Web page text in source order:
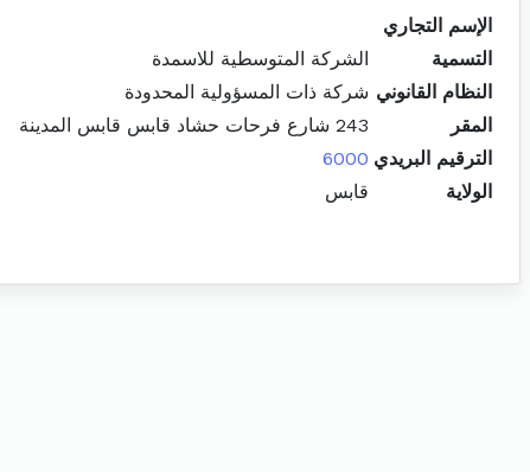
الإسم التجاري
التسمية
الشركة المتوسطية للاسمدة
النظام القانوني شركة ذات المسؤولية المحدودة
المقر
243 شارع فرحات حشاد قابس قابس المدينة
الترقيم البريدي 6000
الولاية
قابس